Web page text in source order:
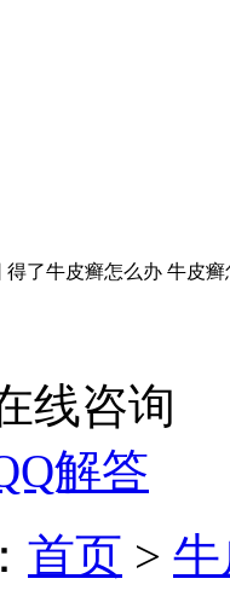
得了牛皮癣怎么办 牛皮癣
线咨询
解答
首页 >